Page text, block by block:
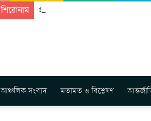
শিরোনাম প্রকাশিত হতে যাচ্ছে দি রাবুগার নতুন
আঞ্চলিক সংবাদ মতামত ও বিশ্লেষণ